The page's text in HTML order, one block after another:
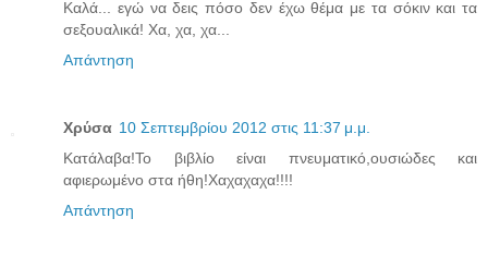
Καλά... εγώ να δεις πόσο δεν έχω θέμα με τα σόκιν και τα
σεξουαλικά! Χα, χα, χα...
Απάντηση
Χρύσα 10 Σεπτεμβρίου 2012 στις 11:37 μ.μ.
Κατάλαβα!Το βιβλίο είναι πνευματικό,ουσιώδες και
αφιερωμένο στα ήθη!Χαχαχαχα!!!!
Απάντηση